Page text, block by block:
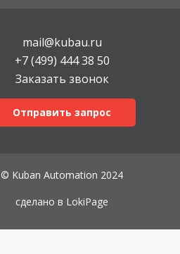
mail@kubau.ru
+7 (499) 444 38 50
Заказать звонок
Отправить запрос
© Kuban Automation 2024
сделано в LokiPage